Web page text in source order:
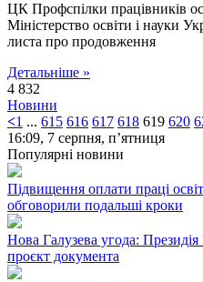
ЦК Профспілки працівників
Міністерство освіти і науки
листа про продовження
Детальніше »
4 832
Новини
<1 ... 615 616 617 618 619 620
16:09, 7 серпня, п’ятниця
Популярні новини
Підвищення оплати праці
обговорили подальші кроки
Нова Галузева угода:
проєкт документа